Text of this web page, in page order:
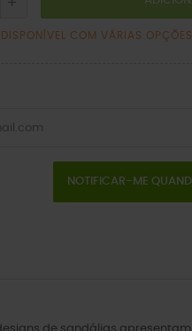
DISPONÍVEL COM VÁRIAS OPÇÕES
NOTIFICAR-ME